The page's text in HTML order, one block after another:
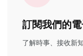
訂閱我們的
了解時事、接收新